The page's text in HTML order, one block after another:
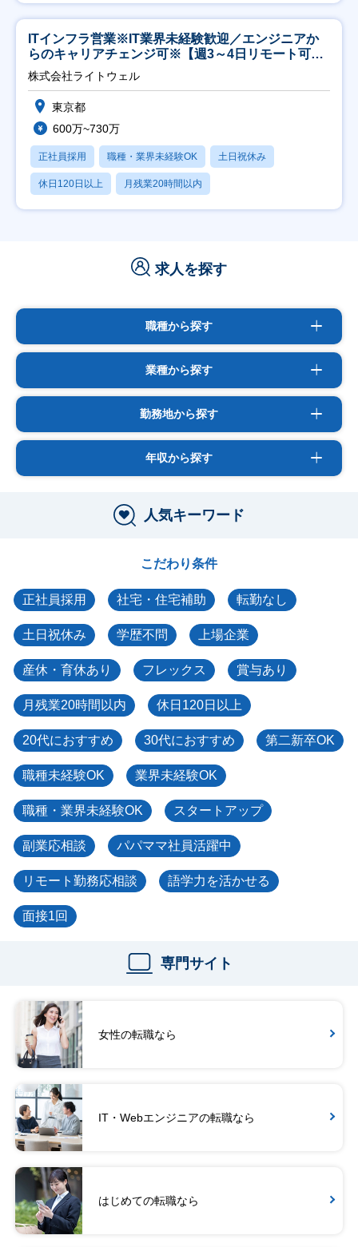
ITインフラ営業※IT業界未経験歓迎／エンジニアか
らのキャリアチェンジ可※【週3～4日リモート可
能】
株式会社ライトウェル
東京都
600万~730万
正社員採用 職種・業界未経験OK 土日祝休み
休日120日以上 月残業20時間以内
求人を探す
職種から探す
業種から探す
勤務地から探す
年収から探す
人気キーワード
こだわり条件
正社員採用 社宅・住宅補助 転勤なし
土日祝休み 学歴不問 上場企業
産休・育休あり フレックス 賞与あり
月残業20時間以内 休日120日以上
20代におすすめ 30代におすすめ 第二新卒OK
職種未経験OK 業界未経験OK
職種・業界未経験OK スタートアップ
副業応相談 パパママ社員活躍中
リモート勤務応相談 語学力を活かせる
面接1回
専門サイト
女性の転職なら
IT・Webエンジニアの転職なら
はじめての転職なら